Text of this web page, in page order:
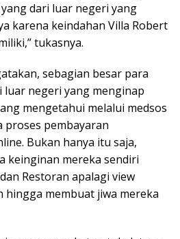
dari luar negeri yang
karena keindahan Villa Robert
tukasnya.
sebagian besar para
luar negeri yang menginap
mengetahui melalui medsos
proses pembayaran
Bukan hanya itu saja,
keinginan mereka sendiri
Restoran apalagi view
hingga membuat jiwa mereka